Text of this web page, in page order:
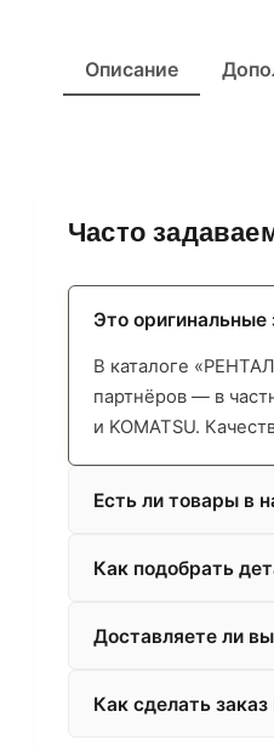
Описание
Часто
Это оригинальные
В каталоге
партнёров — в
и KOMATSU.
Есть ли товары в
Как подобрать
Доставляете ли
Как сделать